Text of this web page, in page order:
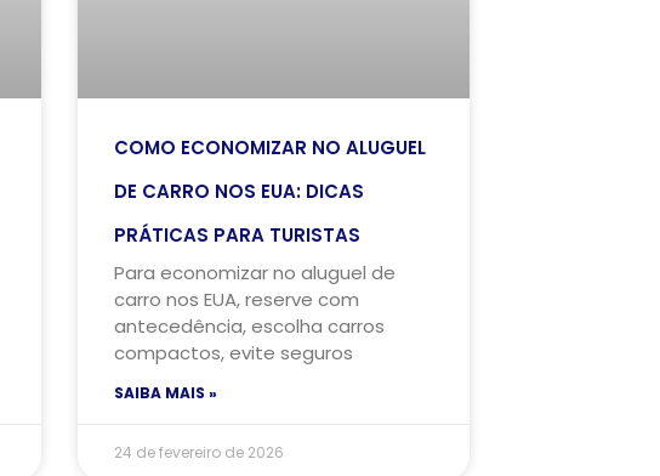
COMO ECONOMIZAR NO ALUGUEL
DE CARRO NOS EUA: DICAS
PRÁTICAS PARA TURISTAS
Para economizar no aluguel de
carro nos EUA, reserve com
antecedência, escolha carros
compactos, evite seguros
SAIBA MAIS »
24 de fevereiro de 2026